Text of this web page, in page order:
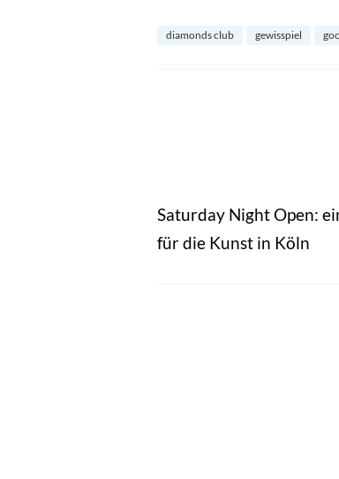
diamonds club gewisspiel
Saturday Night Open:
für die Kunst in Köln